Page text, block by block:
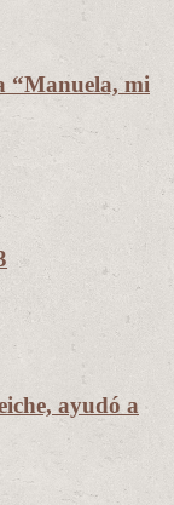
“Manuela, mi
ayudó a